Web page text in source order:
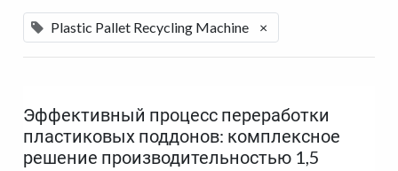
Связаться с нами
русский язык Español
Plastic Pallet Recycling Machine ×
Эффективный процесс переработки
пластиковых поддонов: комплексное
решение производительностью 1,5